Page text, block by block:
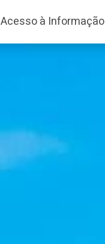
Acesso à Informação